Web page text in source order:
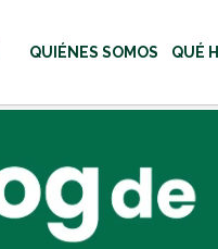
Usa las teclas Tab o
QUIÉNES SOMOS QUÉ